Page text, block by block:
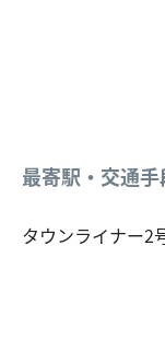
最寄駅・交通手
タウンライナー2